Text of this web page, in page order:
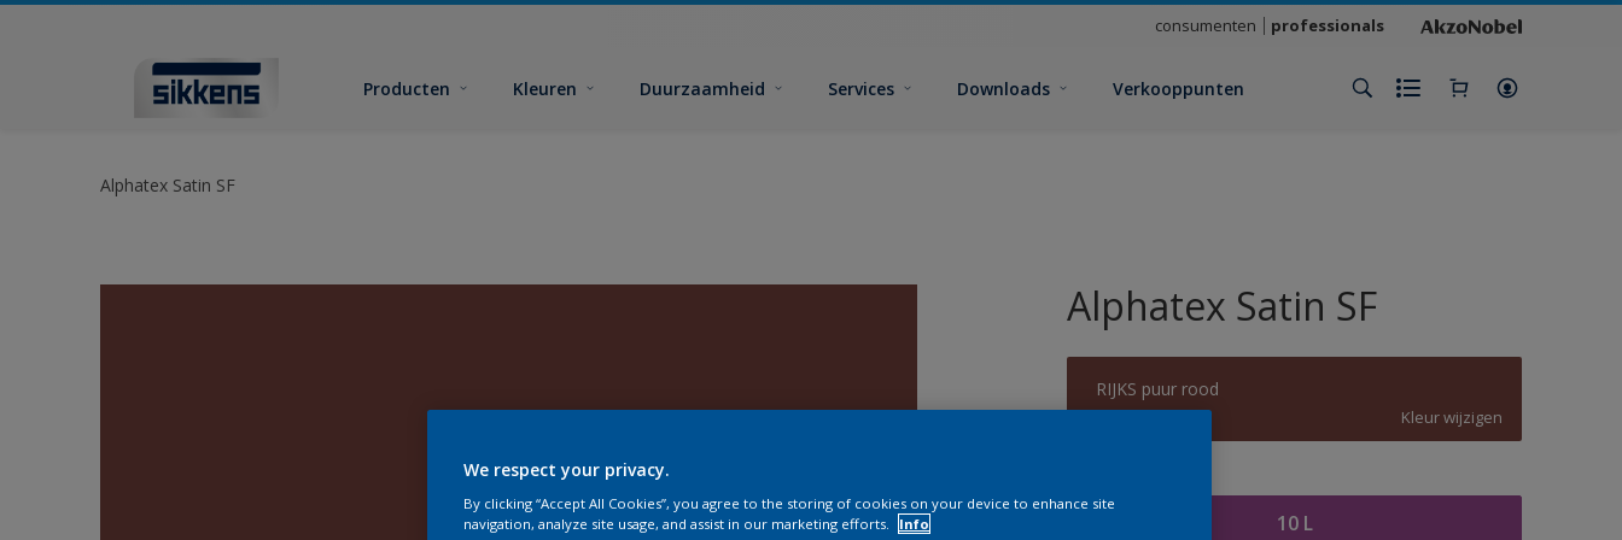
consumenten professionals
Producten Kleuren Duurzaamheid Services Downloads Verkooppunten
Alphatex Satin SF
Alphatex Satin SF
RIJKS puur rood
Kleur wijzigen
10 L
We respect your privacy.
By clicking “Accept All Cookies”, you agree to the storing of cookies on your device to enhance site
navigation, analyze site usage, and assist in our marketing efforts.
Info